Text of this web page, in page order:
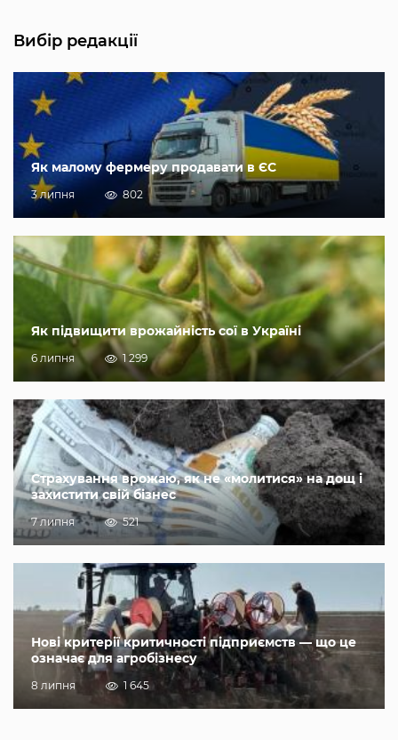
Вибір редакції
Як малому фермеру продавати в ЄС
3 липня 802
Як підвищити врожайність сої в Україні
6 липня 1 299
Страхування врожаю, як не «молитися» на дощ і
захистити свій бізнес
7 липня 521
Нові критерії критичності підприємств — що це
означає для агробізнесу
8 липня 1 645